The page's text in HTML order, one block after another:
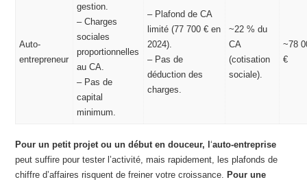
Auto-
entrepreneur
gestion.
– Charges
sociales
proportionnelles
au CA.
– Pas de
capital
minimum.
– Plafond de CA
limité (77 700 € en
2024).
– Pas de
déduction des
charges.
~22 % du
CA
(cotisation
sociale).
~78
€
Pour un petit projet ou un début en douceur, l‘auto-entreprise
peut suffire pour tester l’activité, mais rapidement, les plafonds de
chiffre d’affaires risquent de freiner votre croissance. Pour une